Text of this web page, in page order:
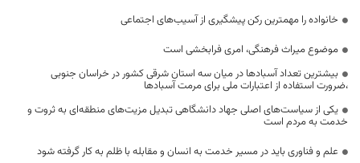
خانواده را مهمترین رکن پیشگیری از آسیب‌های اجتماعی
موضوع میراث فرهنگی، امری فرابخشی است
بیشترین تعداد آسبادها در میان سه استان شرقی کشور در خراسان جنوبی
،ضرورت استفاده از اعتبارات ملی برای مرمت آسبادها
یکی از سیاست‌های اصلی جهاد دانشگاهی تبدیل مزیت‌های منطقه‌ای به ثروت و
خدمت به مردم است
علم و فناوری باید در مسیر خدمت به انسان و مقابله با ظلم به کار گرفته شود